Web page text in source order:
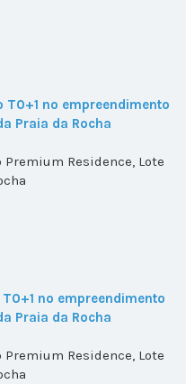
T0+1 no empreendimento
Praia da Rocha
Residence, Lote
T0+1 no empreendimento
Praia da Rocha
Residence, Lote